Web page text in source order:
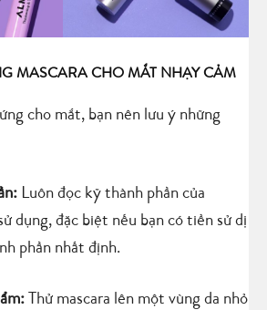
MASCARA CHO MẮT NHẠY CẢM
cho mắt, bạn nên lưu ý những
Luôn đọc kỹ thành phần của
dụng, đặc biệt nếu bạn có tiền sử dị
phần nhất định.
Thử mascara lên một vùng da nhỏ